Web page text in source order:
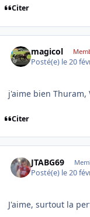
Citer
magicol
Posté(e) le 20
j'aime bien Thuram,
Citer
JTABG69
Posté(e) le 20
J'aime, surtout la